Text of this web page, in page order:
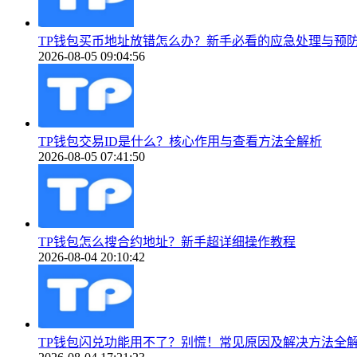
TP钱包买币地址放错怎么办？新手必看的应急处理与预
2026-08-05 09:04:56
TP钱包交易ID是什么？核心作用与查看方法全解析
2026-08-05 07:41:50
TP钱包怎么搜合约地址？新手超详细操作教程
2026-08-04 20:10:42
TP钱包闪兑功能用不了？别慌！常见原因及解决方法全